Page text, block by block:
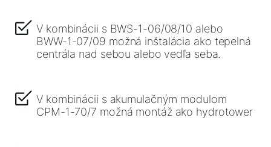
V kombinácii s BWS-1-06/08/10 alebo
BWW-1-07/09 možná inštalácia ako tepelná
centrála nad sebou alebo vedľa seba.
V kombinácii s akumulačným modulom
CPM-1-70/7 možná montáž ako hydrotower
Hotline
Dôležité odkazy